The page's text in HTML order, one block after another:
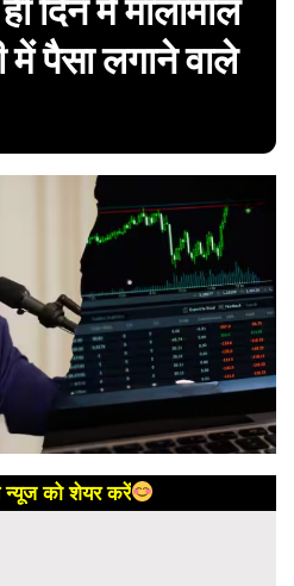
दिन में मालामाल
में पैसा लगाने वाले
न्यूज को शेयर करें